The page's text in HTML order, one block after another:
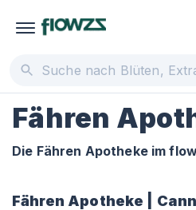
Fähren
Die Fähren Apotheke im
Fähren Apotheke |